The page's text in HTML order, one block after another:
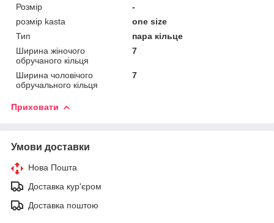
Розмір
-
розмір kasta
one size
Тип
пара кільце
Ширина жіночого
обручаного кільця
7
Ширина чоловічого
обручального кільця
7
Приховати
Умови доставки
Нова Пошта
Доставка кур'єром
Доставка поштою